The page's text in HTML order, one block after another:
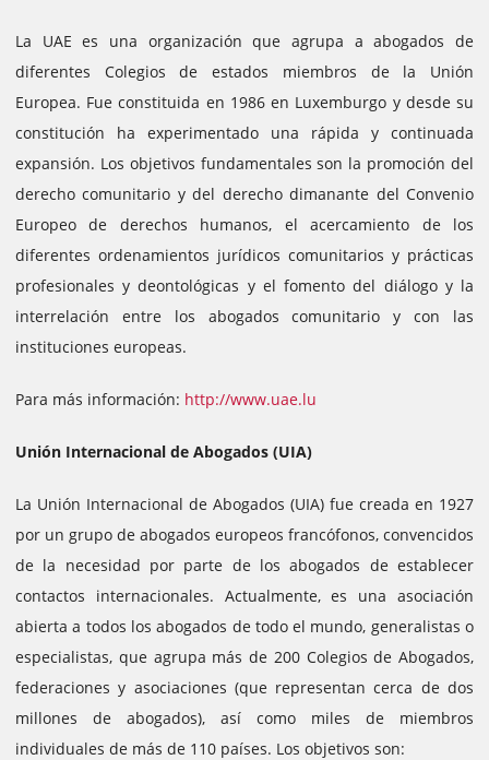
La UAE es una organización que agrupa a abogados de
diferentes Colegios de estados miembros de la Unión
Europea. Fue constituida en 1986 en Luxemburgo y desde su
constitución ha experimentado una rápida y continuada
expansión. Los objetivos fundamentales son la promoción del
derecho comunitario y del derecho dimanante del Convenio
Europeo de derechos humanos, el acercamiento de los
diferentes ordenamientos jurídicos comunitarios y prácticas
profesionales y deontológicas y el fomento del diálogo y la
interrelación entre los abogados comunitario y con las
instituciones europeas.
Para más información: http://www.uae.lu
Unión Internacional de Abogados (UIA)
La Unión Internacional de Abogados (UIA) fue creada en 1927
por un grupo de abogados europeos francófonos, convencidos
de la necesidad por parte de los abogados de establecer
contactos internacionales. Actualmente, es una asociación
abierta a todos los abogados de todo el mundo, generalistas o
especialistas, que agrupa más de 200 Colegios de Abogados,
federaciones y asociaciones (que representan cerca de dos
millones de abogados), así como miles de miembros
individuales de más de 110 países. Los objetivos son: